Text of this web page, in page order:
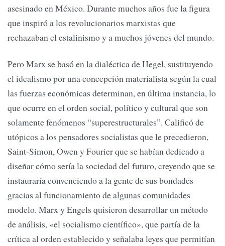
asesinado en México. Durante muchos años fue la figura
que inspiró a los revolucionarios marxistas que
rechazaban el estalinismo y a muchos jóvenes del mundo.
Pero Marx se basó en la dialéctica de Hegel, sustituyendo
el idealismo por una concepción materialista según la cual
las fuerzas económicas determinan, en última instancia, lo
que ocurre en el orden social, político y cultural que son
solamente fenómenos “superestructurales”. Calificó de
utópicos a los pensadores socialistas que le precedieron,
Saint-Simon, Owen y Fourier que se habían dedicado a
diseñar cómo sería la sociedad del futuro, creyendo que se
instauraría convenciendo a la gente de sus bondades
gracias al funcionamiento de algunas comunidades
modelo. Marx y Engels quisieron desarrollar un método
de análisis, «el socialismo científico», que partía de la
crítica al orden establecido y señalaba leyes que permitían